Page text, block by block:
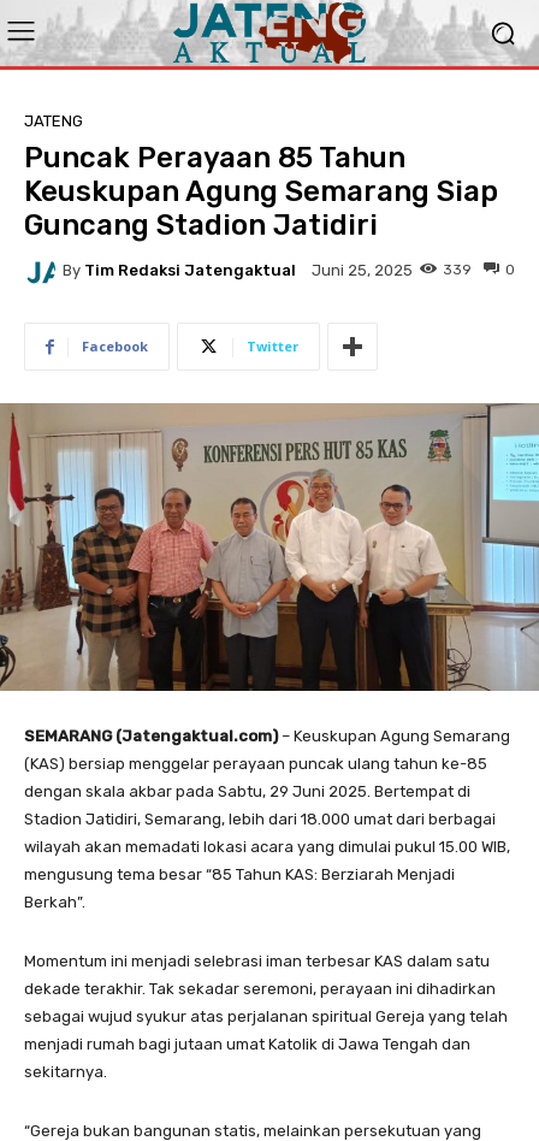
JATENG
Puncak Perayaan 85 Tahun
Keuskupan Agung Semarang Siap
Guncang Stadion Jatidiri
By Tim Redaksi Jatengaktual Juni 25, 2025 0
339
Facebook Twitter
SEMARANG (Jatengaktual.com)– Keuskupan Agung Semarang
(KAS) bersiap menggelar perayaan puncak ulang tahun ke-85
dengan skala akbar pada Sabtu, 29 Juni 2025. Bertempat di
Stadion Jatidiri, Semarang, lebih dari 18.000 umat dari berbagai
wilayah akan memadati lokasi acara yang dimulai pukul 15.00 WIB,
mengusung tema besar “85 Tahun KAS: Berziarah Menjadi
Berkah”.
Momentum ini menjadi selebrasi iman terbesar KAS dalam satu
dekade terakhir. Tak sekadar seremoni, perayaan ini dihadirkan
sebagai wujud syukur atas perjalanan spiritual Gereja yang telah
menjadi rumah bagi jutaan umat Katolik di Jawa Tengah dan
sekitarnya.
“Gereja bukan bangunan statis, melainkan persekutuan yang